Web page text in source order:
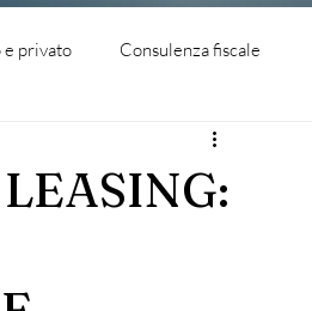
privato Consulenza fiscale